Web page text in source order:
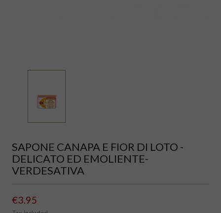
SAPONE CANAPA E FIOR DI LOTO -
DELICATO ED EMOLIENTE-
VERDESATIVA
€3.95